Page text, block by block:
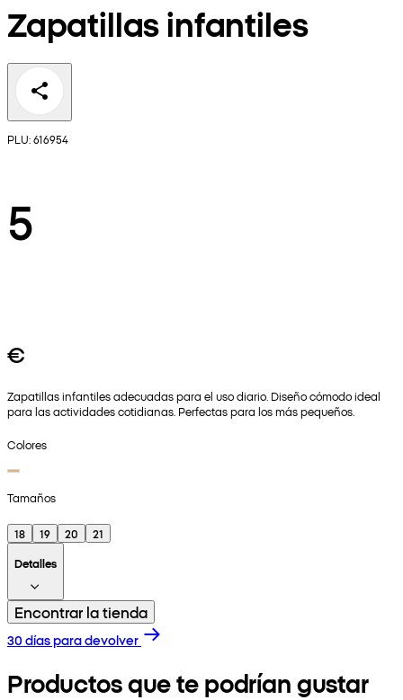
Zapatillas infantiles
PLU: 616954
5
€
Zapatillas infantiles adecuadas para el uso diario. Diseño cómodo ideal
para las actividades cotidianas. Perfectas para los más pequeños.
Colores
Tamaños
18 19 20
21
Detalles
Encontrar la tienda
30 días para devolver
Productos que te podrían gustar